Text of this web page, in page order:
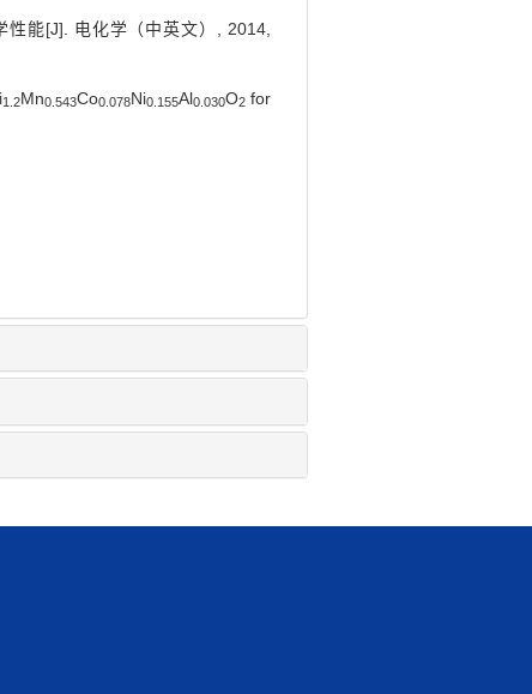
性能[J]. 电化学（中英文）, 2014,
1.2Mn0.543Co0.078Ni0.155Al0.030O2for